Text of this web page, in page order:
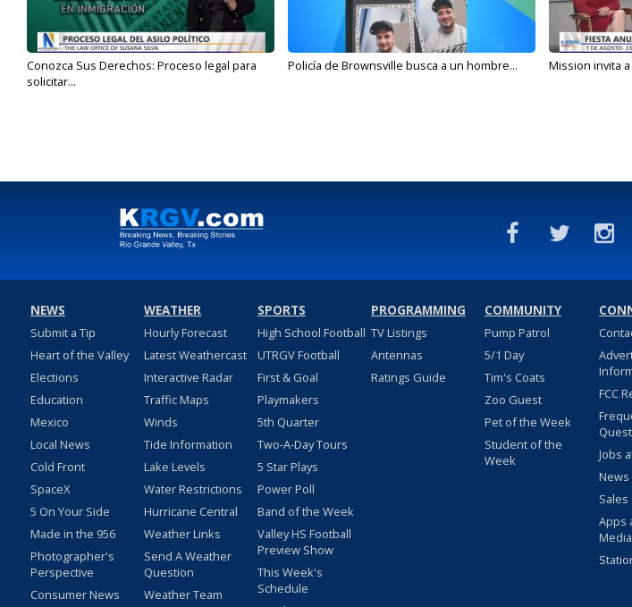
Conozca Sus Derechos: Proceso legal para
solicitar...
Policía de Brownsville busca a un hombre... Mission invita
NEWS
Submit a Tip
Heart of the Valley
Elections
Education
Mexico
Local News
Cold Front
SpaceX
5 On Your Side
Made in the 956
Photographer's
Perspective
Consumer News
WEATHER
Hourly Forecast
Latest Weathercast
Interactive Radar
Traffic Maps
Winds
Tide Information
Lake Levels
Water Restrictions
Hurricane Central
Weather Links
Send A Weather
Question
Weather Team
SPORTS
High School Football
UTRGV Football
First & Goal
Playmakers
5th Quarter
Two-A-Day Tours
5 Star Plays
Power Poll
Band of the Week
Valley HS Football
Preview Show
This Week's
Schedule
PROGRAMMING
TV Listings
Antennas
Ratings Guide
COMMUNITY
Pump Patrol
5/1 Day
Tim's Coats
Zoo Guest
Pet of the Week
Student of the
Week
FCC
Jobs
News
Sales
Apps
Media